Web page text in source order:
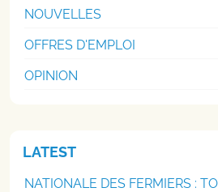
NOUVELLES
OFFRES D'EMPLOI
OPINION
LATEST
NATIONALE DES FERMIERS :